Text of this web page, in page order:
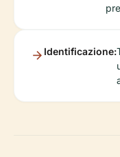
Identificazione: